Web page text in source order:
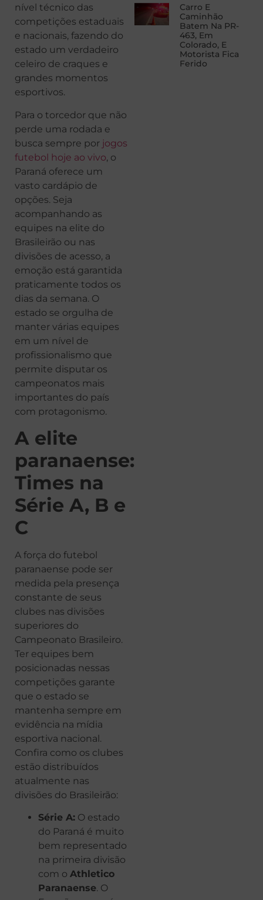
nível técnico das
competições estaduais
e nacionais, fazendo do
estado um verdadeiro
celeiro de craques e
grandes momentos
esportivos.
Para o torcedor que não
perde uma rodada e
busca sempre por jogos
futebol hoje ao vivo, o
Paraná oferece um
vasto cardápio de
opções. Seja
acompanhando as
equipes na elite do
Brasileirão ou nas
divisões de acesso, a
emoção está garantida
praticamente todos os
dias da semana. O
estado se orgulha de
manter várias equipes
em um nível de
profissionalismo que
permite disputar os
campeonatos mais
importantes do país
com protagonismo.
A elite
paranaense:
Times na
Série A, B e
C
A força do futebol
paranaense pode ser
medida pela presença
constante de seus
clubes nas divisões
superiores do
Campeonato Brasileiro.
Ter equipes bem
posicionadas nessas
competições garante
que o estado se
mantenha sempre em
evidência na mídia
esportiva nacional.
Confira como os clubes
estão distribuídos
atualmente nas
divisões do Brasileirão:
Série A: O estado
do Paraná é muito
bem representado
na primeira divisão
com o Athletico
Paranaense. O
Carro E
Caminhão
Batem Na PR-
463, Em
Colorado, E
Motorista Fica
Ferido